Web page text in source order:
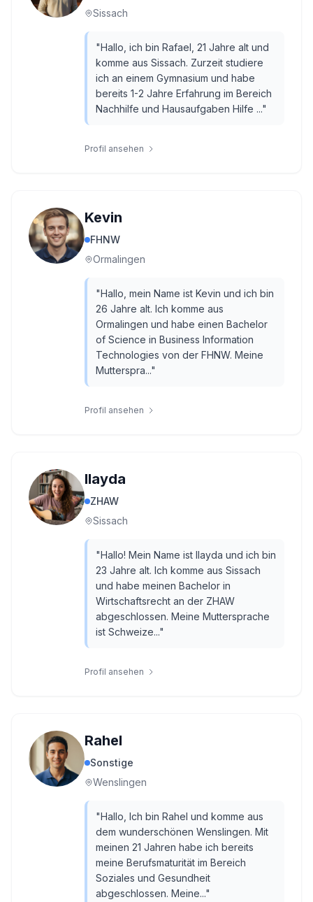
Sissach
"Hallo, ich bin Rafael, 21 Jahre alt und
komme aus Sissach. Zurzeit studiere
ich an einem Gymnasium und habe
bereits 1-2 Jahre Erfahrung im Bereich
Nachhilfe und Hausaufgaben Hilfe ..."
Profil ansehen
Kevin
FHNW
Ormalingen
"Hallo, mein Name ist Kevin und ich bin
26 Jahre alt. Ich komme aus
Ormalingen und habe einen Bachelor
of Science in Business Information
Technologies von der FHNW. Meine
Mutterspra..."
Profil ansehen
Ilayda
ZHAW
Sissach
"Hallo! Mein Name ist Ilayda und ich bin
23 Jahre alt. Ich komme aus Sissach
und habe meinen Bachelor in
Wirtschaftsrecht an der ZHAW
abgeschlossen. Meine Muttersprache
ist Schweize..."
Profil ansehen
Rahel
Sonstige
Wenslingen
"Hallo, Ich bin Rahel und komme aus
dem wunderschönen Wenslingen. Mit
meinen 21 Jahren habe ich bereits
meine Berufsmaturität im Bereich
Soziales und Gesundheit
abgeschlossen. Meine..."